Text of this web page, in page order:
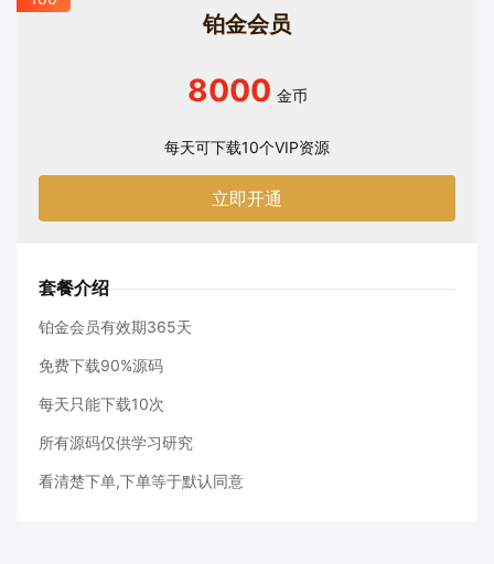
铂金会员
8000 金币
每天可下载10个VIP资源
立即开通
套餐介绍
铂金会员有效期365天
免费下载90%源码
每天只能下载10次
所有源码仅供学习研究
看清楚下单,下单等于默认同意